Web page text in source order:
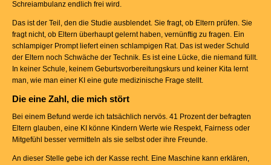
Schreiambulanz endlich frei wird.
Das ist der Teil, den die Studie ausblendet. Sie fragt, ob Eltern prüfen. Sie
fragt nicht, ob Eltern überhaupt gelernt haben, vernünftig zu fragen. Ein
schlampiger Prompt liefert einen schlampigen Rat. Das ist weder Schuld
der Eltern noch Schwäche der Technik. Es ist eine Lücke, die niemand füllt.
In keiner Schule, keinem Geburtsvorbereitungskurs und keiner Kita lernt
man, wie man einer KI eine gute medizinische Frage stellt.
Die eine Zahl, die mich stört
Bei einem Befund werde ich tatsächlich nervös. 41 Prozent der befragten
Eltern glauben, eine KI könne Kindern Werte wie Respekt, Fairness oder
Mitgefühl besser vermitteln als sie selbst oder ihre Freunde.
An dieser Stelle gebe ich der Kasse recht. Eine Maschine kann erklären,